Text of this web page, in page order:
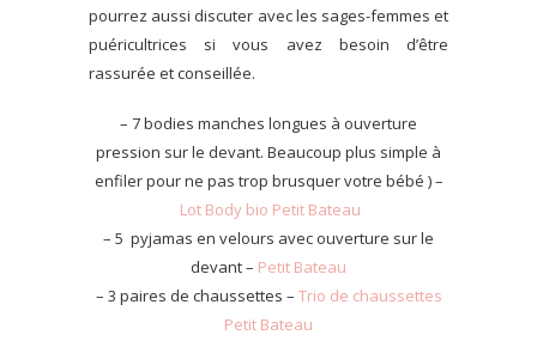
pourrez aussi discuter avec les sages-femmes et
puéricultrices si vous avez besoin d’être
rassurée et conseillée.
– 7 bodies manches longues à ouverture
pression sur le devant. Beaucoup plus simple à
enfiler pour ne pas trop brusquer votre bébé ) –
Lot Body bio Petit Bateau
– 5 pyjamas en velours avec ouverture sur le
devant – Petit Bateau
– 3 paires de chaussettes – Trio de chaussettes
Petit Bateau